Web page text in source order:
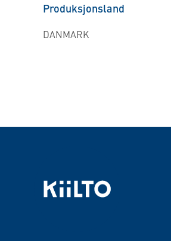
Produksjonsland
DANMARK